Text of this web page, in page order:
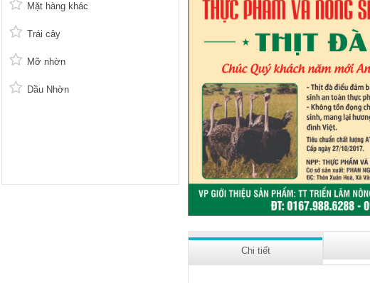
Mặt hàng khác
Trái cây
Mỡ nhờn
Dầu Nhờn
Chi tiết